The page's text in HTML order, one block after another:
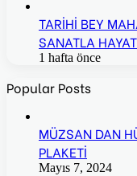
TARİHİ BEY
SANATLA
1 hafta önce
Popular Posts
MÜZSAN DAN
PLAKETİ
Mayıs 7, 2024